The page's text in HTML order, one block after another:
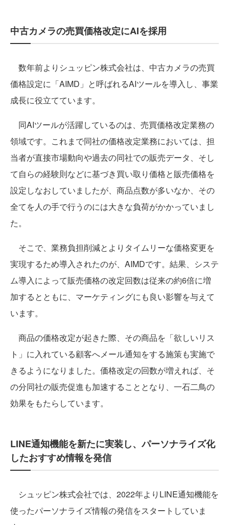
中古カメラの売買価格改定にAIを採用
数年前よりシュッピン株式会社は、中古カメラの売買
価格設定に「AIMD」と呼ばれるAIツールを導入し、事業
成長に役立てています。
同AIツールが活躍しているのは、売買価格改定業務の
領域です。これまで同社の価格改定業務においては、担
当者が直接市場動向や過去の同社での販売データ、そし
て自らの経験則などに基づき買い取り価格と販売価格を
設定しなおしていましたが、商品点数が多いなか、その
全てを人の手で行うのには大きな負荷がかかっていまし
た。
そこで、業務負担削減とよりタイムリーな価格変更を
実現するため導入されたのが、AIMDです。結果、システ
ム導入によって販売価格の改定回数は従来の約6倍に増
加するとともに、マーケティングにも良い影響を与えて
います。
商品の価格改定が起きた際、その商品を「欲しいリス
ト」に入れている顧客へメール通知をする施策も実施で
きるようになりました。価格改定の回数が増えれば、そ
の分同社の販売促進も加速することとなり、一石二鳥の
効果をもたらしています。
LINE通知機能を新たに実装し、パーソナライズ化
したおすすめ情報を発信
シュッピン株式会社では、2022年よりLINE通知機能を
使ったパーソナライズ情報の発信をスタートしていま